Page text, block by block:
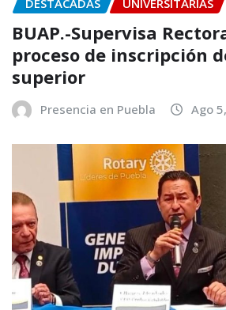
DESTACADAS UNIVERSITARIAS
BUAP.-Supervisa
proceso de inscripción
superior
Presencia en Puebla Ago